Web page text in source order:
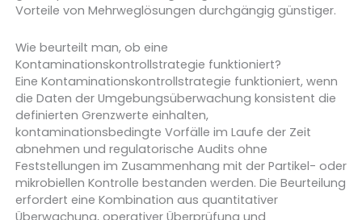
Vorteile von Mehrweglösungen durchgängig günstiger.
Wie beurteilt man, ob eine
Kontaminationskontrollstrategie funktioniert?
Eine Kontaminationskontrollstrategie funktioniert, wenn
die Daten der Umgebungsüberwachung konsistent die
definierten Grenzwerte einhalten,
kontaminationsbedingte Vorfälle im Laufe der Zeit
abnehmen und regulatorische Audits ohne
Feststellungen im Zusammenhang mit der Partikel- oder
mikrobiellen Kontrolle bestanden werden. Die Beurteilung
erfordert eine Kombination aus quantitativer